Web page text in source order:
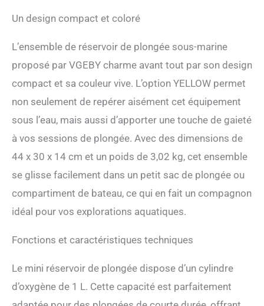
et ressentir le charme de la
confortable, refusez les
équipements fastidieux et
ressentez facilement le
charme de la mer.
L'équipement respiratoire
de plongée sous-marine
vous offre une meilleure
expérience de plongée ! La
tête de vanne rotative à
étage à 360° peut prévenir
efficacement les dommages
causés par l'enroulement du
tuyau moyenne pression et
réduire efficacement les
risques potentiels pour la
interrupteur de commande
pour maintenir le débit de
gaz pendant le gonflage et
la respiration, et fermé la
vanne pour éviter les fuites
Un design compact et coloré
L’ensemble de réservoir de plongée sous-marine
proposé par VGEBY charme avant tout par son design
compact et sa couleur vive. L’option YELLOW permet
non seulement de repérer aisément cet équipement
sous l’eau, mais aussi d’apporter une touche de gaieté
à vos sessions de plongée. Avec des dimensions de
44 x 30 x 14 cm et un poids de 3,02 kg, cet ensemble
se glisse facilement dans un petit sac de plongée ou
compartiment de bateau, ce qui en fait un compagnon
idéal pour vos explorations aquatiques.
Fonctions et caractéristiques techniques
Le mini réservoir de plongée dispose d’un cylindre
d’oxygène de 1 L. Cette capacité est parfaitement